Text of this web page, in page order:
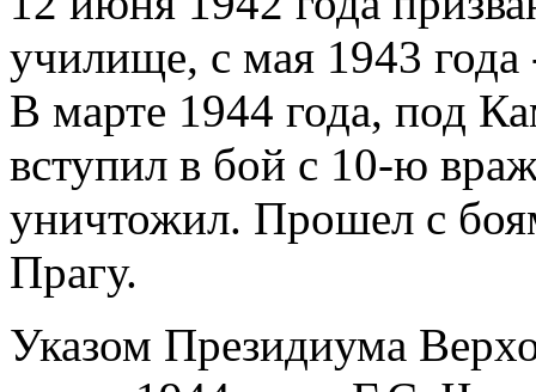
училище, с мая 1943 года
В марте 1944 года, под
вступил в бой с 10-ю
уничтожил. Прошел с
Прагу.
Указом Президиума